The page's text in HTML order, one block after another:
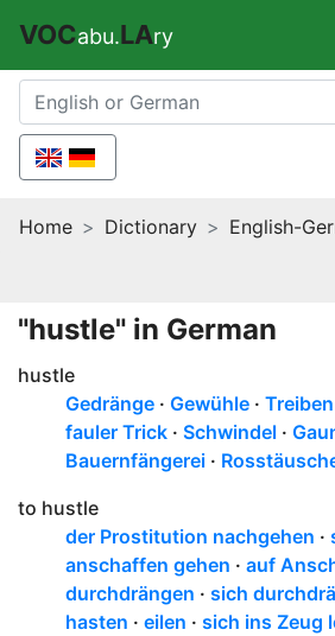
VOCabu.LAry
Home Dictionary English-
"hustle" in German
hustle
Gedränge
Gewühle Treiben
fauler Trick
Schwindel
Bauernfängerei
to hustle
der Prostitution nachgehen
anschaffen gehen
auf
durchdrängen
sich
hasten
eilen sich ins Zeug